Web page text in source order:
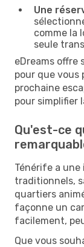
Une
comme la
seule
eDreams offre
pour que vous
prochaine
pour simplifier
Qu'est-ce
Ténérife a une
traditionnels,
quartiers
façonne un
facilement,
Que vous